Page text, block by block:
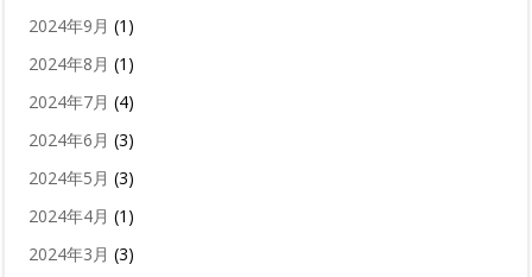
2024年9月 (1)
2024年8月 (1)
2024年7月 (4)
2024年6月 (3)
2024年5月 (3)
2024年4月 (1)
2024年3月 (3)